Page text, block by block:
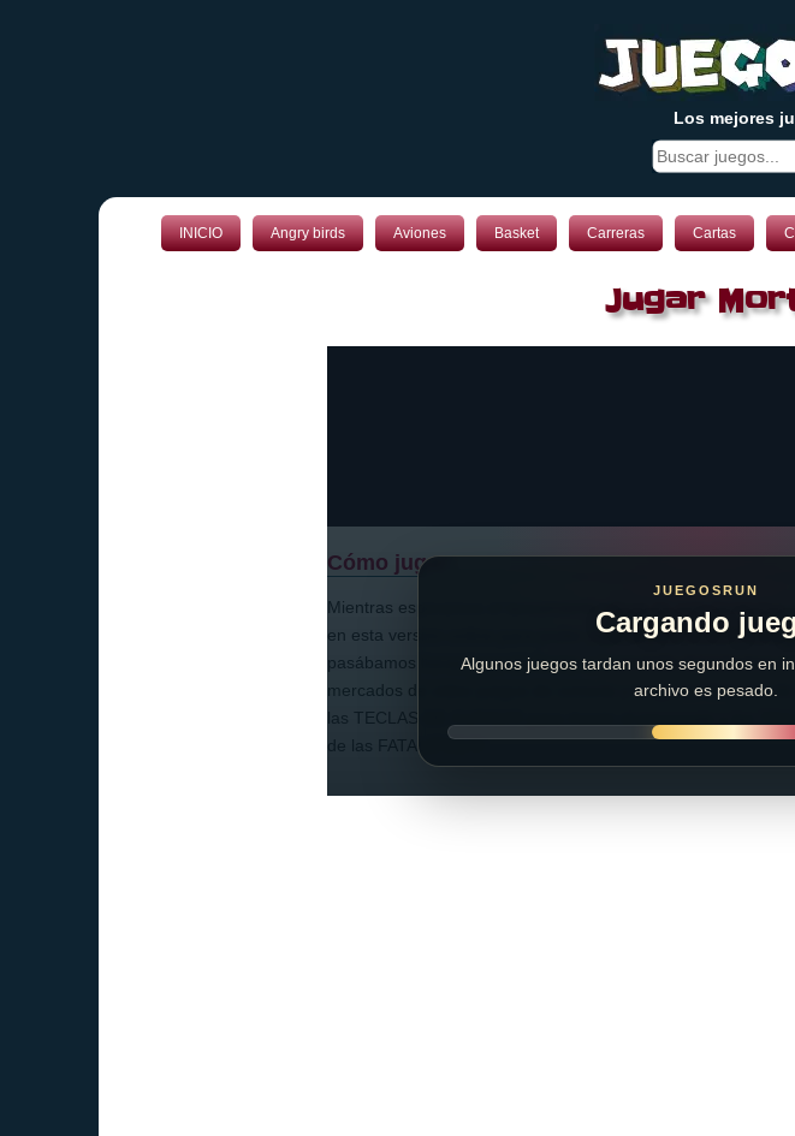
Los mejores
INICIO Angry birds Aviones Basket Carreras Cartas
Jugar
JUEGOSRUN
Cargando
Algunos juegos tardan unos segundos en
archivo es pesado.
Cómo jugar:
Mientras esperamos el lanzamiento oficial de este
en esta versión online para poder jugar desde nuestro
pasábamos horas jugando frente a la pantalla del televisor
mercados de video juegos de consola y luego también los
las TECLAS DE CURSOR para mover al personaje y las
de las FATALITYS !!!